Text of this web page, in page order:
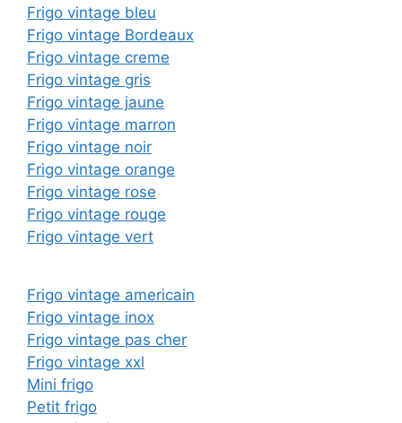
Frigo vintage bleu
Frigo vintage Bordeaux
Frigo vintage creme
Frigo vintage gris
Frigo vintage jaune
Frigo vintage marron
Frigo vintage noir
Frigo vintage orange
Frigo vintage rose
Frigo vintage rouge
Frigo vintage vert
Frigo vintage americain
Frigo vintage inox
Frigo vintage pas cher
Frigo vintage xxl
Mini frigo
Petit frigo